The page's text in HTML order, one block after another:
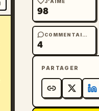
98
COMMENTAIRES
4
PARTAGER